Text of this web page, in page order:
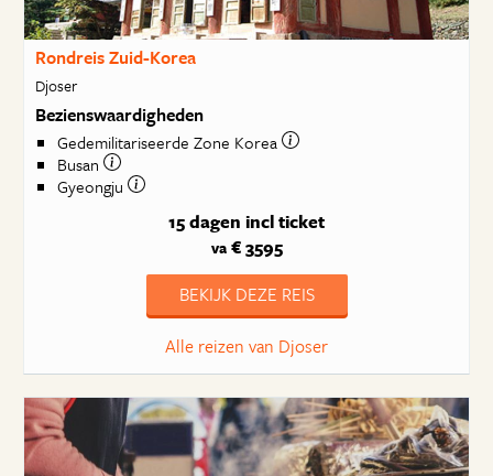
Rondreis Zuid-Korea
Djoser
Bezienswaardigheden
Gedemilitariseerde Zone Korea
Busan
Gyeongju
15 dagen incl ticket
va€ 3595
BEKIJK DEZE REIS
Alle reizen van Djoser